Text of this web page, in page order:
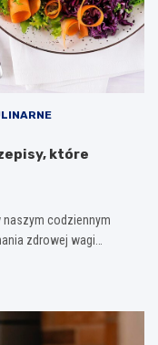
które
codziennym
zdrowej wagi…